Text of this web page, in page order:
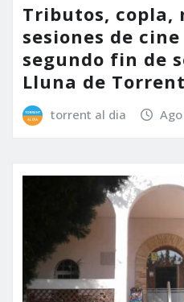
Tributos, copla,
sesiones de
segundo fin de
Lluna de
torrent al dia